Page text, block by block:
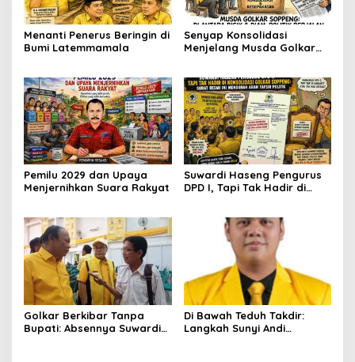
Menanti Penerus Beringin di
Bumi Latemmamala
Senyap Konsolidasi
Menjelang Musda Golkar
Pemilu 2029 dan Upaya
Menjernihkan Suara Rakyat
Suwardi Haseng Pengurus
DPD I, Tapi Tak Hadir di
Mengubah Arah Tafsir
Golkar Berkibar Tanpa
Bupati: Absennya Suwardi
Di Bawah Teduh Takdir:
Langkah Sunyi Andi